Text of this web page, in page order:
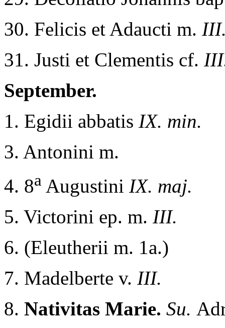
30. Felicis et Adaucti m.
31. Justi et Clementis cf.
September.
1. Egidii abbatis IX. min.
3. Antonini m.
4. 8a Augustini IX. maj.
5. Victorini ep. m. III.
6. (Eleutherii m. 1a.)
7. Madelberte v. III.
8. Nativitas Marie. Su.